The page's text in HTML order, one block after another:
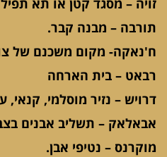
זויה – מסגד קטן או תא
תורבה – מבנה קבר.
ח'נאקה- מקום משכנם של
רבאט – בית הארחה
דרויש – נזיר מוסלמי, קנאי,
אבאלאק – תשליב אבנים
מוקרנס – נטיפי אבן.